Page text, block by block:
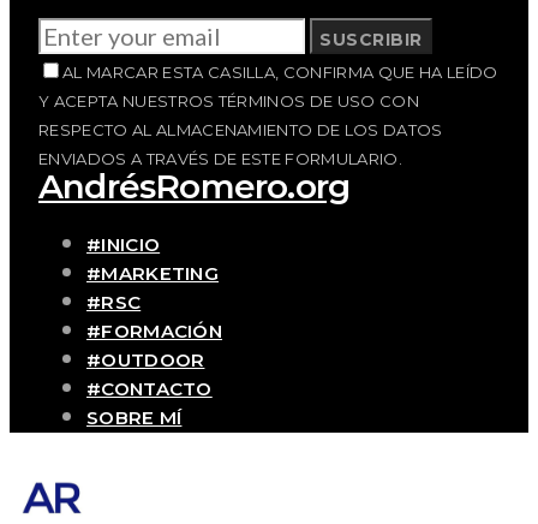
SUSCRIBIR
AL MARCAR ESTA CASILLA, CONFIRMA QUE HA LEÍDO
Y ACEPTA NUESTROS TÉRMINOS DE USO CON
RESPECTO AL ALMACENAMIENTO DE LOS DATOS
ENVIADOS A TRAVÉS DE ESTE FORMULARIO.
AndrésRomero.org
#INICIO
#MARKETING
#RSC
#FORMACIÓN
#OUTDOOR
#CONTACTO
SOBRE MÍ
Romero. Experiencias personales y